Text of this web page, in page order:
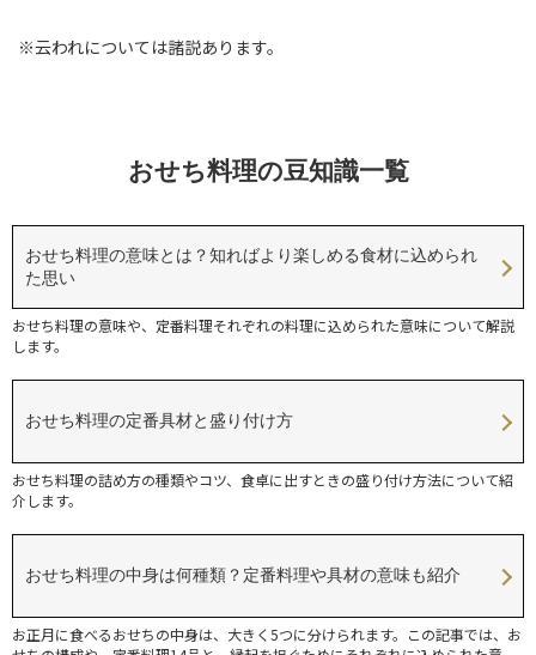
※云われについては諸説あります。
おせち料理の豆知識一覧
おせち料理の意味とは？知ればより楽しめる食材に込められ
た思い
おせち料理の意味や、定番料理それぞれの料理に込められた意味について解説
します。
おせち料理の定番具材と盛り付け方
おせち料理の詰め方の種類やコツ、食卓に出すときの盛り付け方法について紹
介します。
おせち料理の中身は何種類？定番料理や具材の意味も紹介
お正月に食べるおせちの中身は、大きく5つに分けられます。この記事では、お